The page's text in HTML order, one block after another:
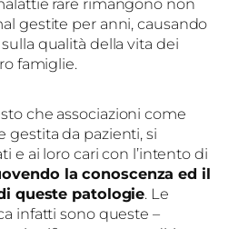
rare rimangono non
gestite per anni, causando
qualità della vita dei
famiglie.
che associazioni come
gestita da pazienti, si
e ai loro cari con l’intento di
la conoscenza ed il
queste patologie. Le
infatti sono queste –